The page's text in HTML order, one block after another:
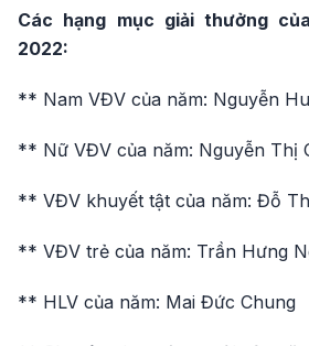
Các hạng mục giải thưởng
2022:
** Nam VĐV của năm: Nguyễn
** Nữ VĐV của năm: Nguyễn Thị
** VĐV khuyết tật của năm: Đỗ
** VĐV trẻ của năm: Trần Hưng
** HLV của năm: Mai Đức Chung